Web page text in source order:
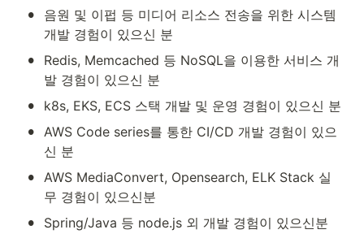
•
음원 및 이펍 등 미디어 리소스 전송을 위한 시스템
개발 경험이 있으신 분
•
Redis, Memcached 등 NoSQL을 이용한 서비스 개
발 경험이 있으신 분
• k8s, EKS, ECS 스택 개발 및 운영 경험이 있으신 분
•
AWS Code series를 통한 CI/CD 개발 경험이 있으
신 분
•
AWS MediaConvert, Opensearch, ELK Stack 실
무 경험이 있으신분
• Spring/Java 등 node.js 외 개발 경험이 있으신분